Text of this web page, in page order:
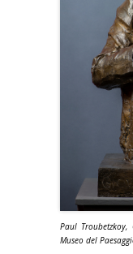
Paul
Museo del